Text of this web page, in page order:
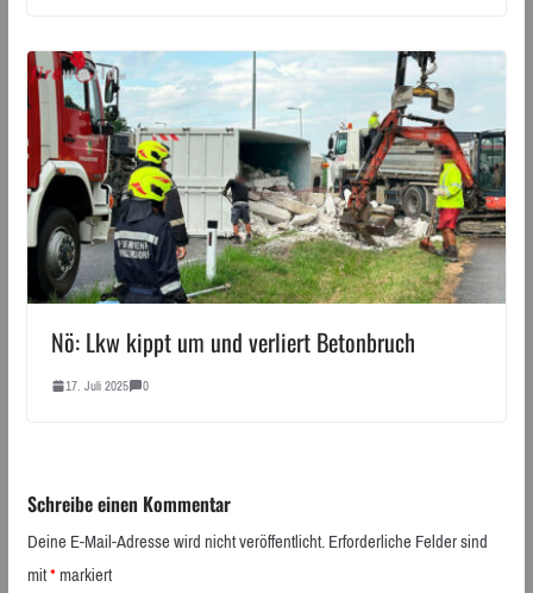
Nö: Lkw kippt um und verliert Betonbruch
17. Juli 2025 0
Schreibe einen Kommentar
Deine E-Mail-Adresse wird nicht veröffentlicht.Erforderliche Felder sind
mit*markiert